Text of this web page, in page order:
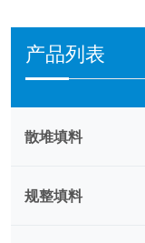
产品列表
散堆填料
规整填料